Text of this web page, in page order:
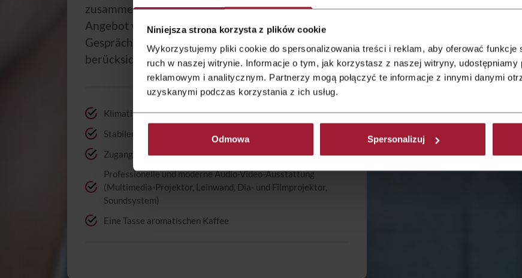
Niniejsza strona korzysta z plików cookie
Wykorzystujemy pliki cookie do spersonalizowania treści i reklam, aby oferować funkcje
ruch w naszej witrynie. Informacje o tym, jak korzystasz z naszej witryny, udostępniamy
reklamowym i analitycznym. Partnerzy mogą połączyć te informacje z innymi danymi
uzyskanymi podczas korzystania z ich usług.
Odmowa Spersonalizuj
zusammenzuarbeiten. Wir haben ein besonderes
Angebot vorbereitet, das gute
Gesprächsbedingungen sowie attraktive Zusätze
berücksichtigt.
Klimatisierte Konferenzräume in den Stadtzentren
Stabilen und schnellen Internetzugang Wi-Fi
Zugang zu einem Computer, Telefon und Fax
Professionelle und moderne Audio-Video-Ausstattung
(Multimedia-Projektor, Leinwand, Dia- und Filmprojektor,
Soundsystem)
Eine Tasse aromatischen Kaffee